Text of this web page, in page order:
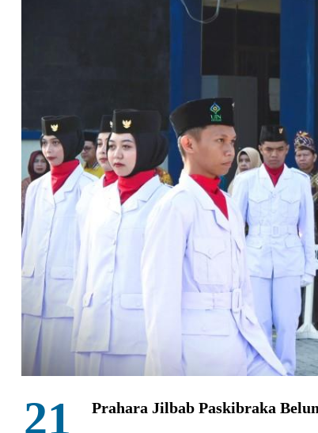
21 Prahara Jilbab Paskibraka